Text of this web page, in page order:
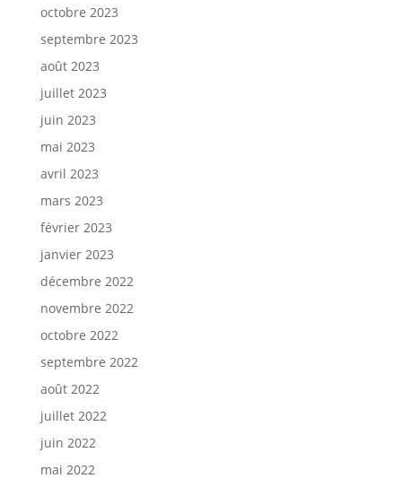
octobre 2023
septembre 2023
août 2023
juillet 2023
juin 2023
mai 2023
avril 2023
mars 2023
février 2023
janvier 2023
décembre 2022
novembre 2022
octobre 2022
septembre 2022
août 2022
juillet 2022
juin 2022
mai 2022